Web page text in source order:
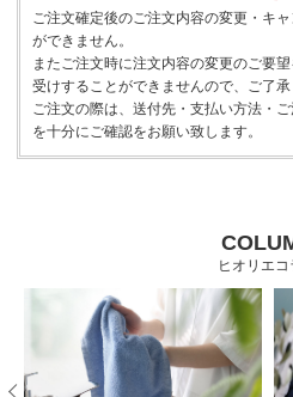
ご注文確定後のご注文内容の変更・キ
ができません。
またご注文時に注文内容の変更のご要
受けすることができませんので、ご了承
ご注文の際は、送付先・支払い方法・
を十分にご確認をお願い致します。
ヒオリエコ